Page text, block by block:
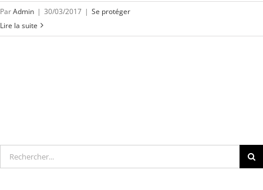
ParAdmin | 30/03/2017 | Se protéger
Lire la suite
Rechercher